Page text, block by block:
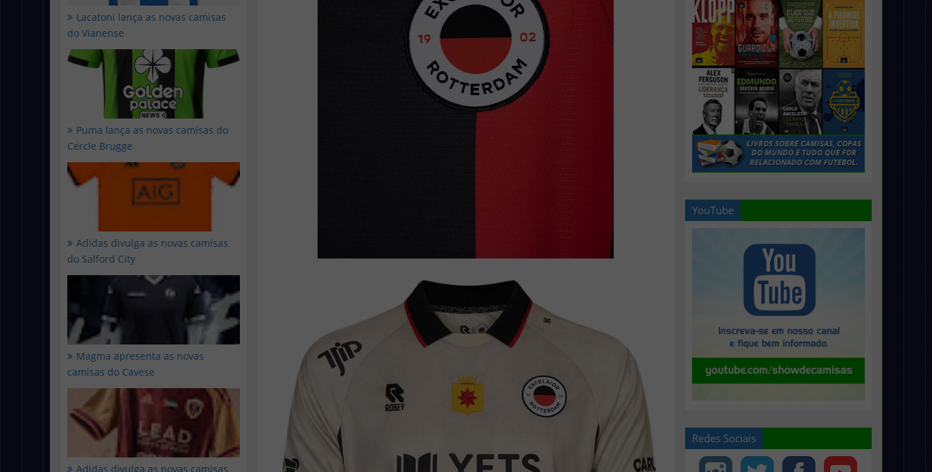
Lacatoni lança as novas camisas
do Vianense
Puma lança as novas camisas do
Cercle Brugge
Adidas divulga as novas camisas
do Salford City
Magma apresenta as novas
camisas do Cavese
Adidas divulga as novas camisas
YouTube
Redes Sociais